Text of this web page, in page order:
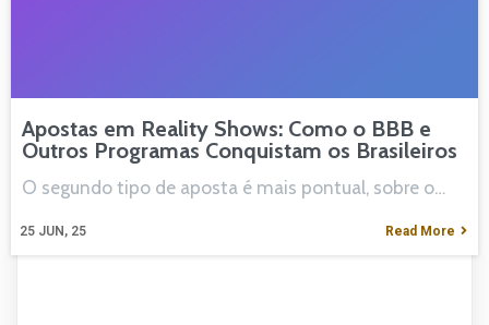
Apostas em Reality Shows: Como o BBB e
Outros Programas Conquistam os Brasileiros
25 JUN, 25
O segundo tipo de aposta é mais pontual, sobre o…
Read More